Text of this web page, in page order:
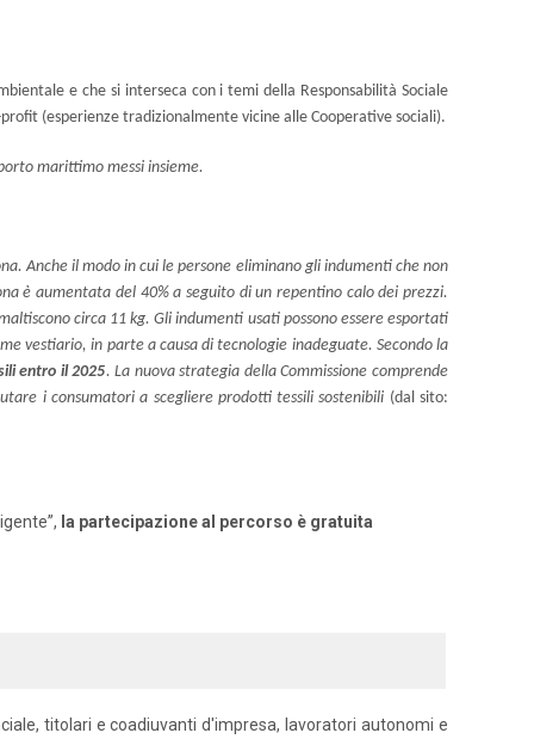
e che si interseca con i temi della Responsabilità Sociale
(esperienze tradizionalmente vicine alle Cooperative sociali).
marittimo messi insieme.
Anche il modo in cui le persone eliminano gli indumenti che non
è aumentata del 40% a seguito di un repentino calo dei prezzi.
circa 11 kg. Gli indumenti usati possono essere esportati
vestiario, in parte a causa di tecnologie inadeguate. Secondo la
entro il 2025. La nuova strategia della Commissione comprende
i consumatori a scegliere prodotti tessili sostenibili (dal sito:
la partecipazione al percorso è gratuita
titolari e coadiuvanti d'impresa, lavoratori autonomi e